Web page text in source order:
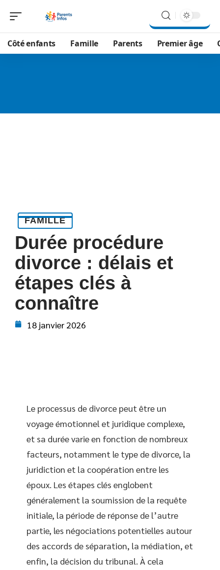
Côté enfants Famille Parents Premier âge
FAMILLE
Durée procédure
divorce : délais et
étapes clés à
connaître
18 janvier 2026
Le processus de divorce peut être un
voyage émotionnel et juridique complexe,
et sa durée varie en fonction de nombreux
facteurs, notamment le type de divorce, la
juridiction et la coopération entre les
époux. Les étapes clés englobent
généralement la soumission de la requête
initiale, la période de réponse de l’autre
partie, les négociations potentielles autour
des accords de séparation, la médiation, et
enfin, la décision du tribunal. À cela